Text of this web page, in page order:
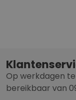
Op werkdagen
bereikbaar van